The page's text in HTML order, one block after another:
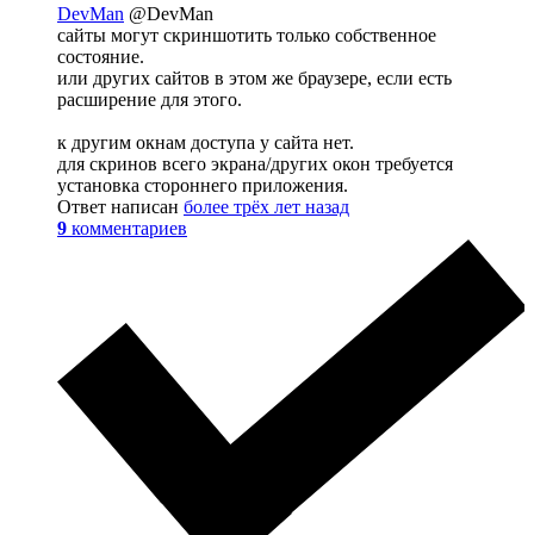
DevMan @DevMan
сайты могут скриншотить только собственное
состояние.
или других сайтов в этом же браузере, если есть
расширение для этого.
к другим окнам доступа у сайта нет.
для скринов всего экрана/других окон требуется
установка стороннего приложения.
Ответ написан более трёх лет назад
9 комментариев